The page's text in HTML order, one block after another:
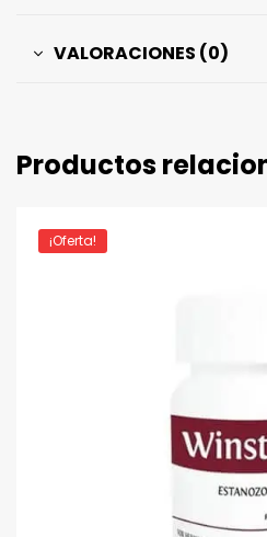
VALORACIONES (0)
Productos
¡Oferta!